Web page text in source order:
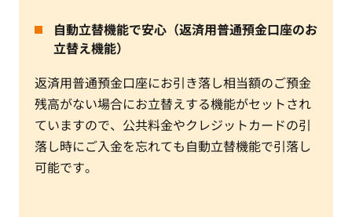
自動立替機能で安心（返済用普通預金口座のお
立替え機能）
返済用普通預金口座にお引き落し相当額のご預金
残高がない場合にお立替えする機能がセットされ
ていますので、公共料金やクレジットカードの引
落し時にご入金を忘れても自動立替機能で引落し
可能です。